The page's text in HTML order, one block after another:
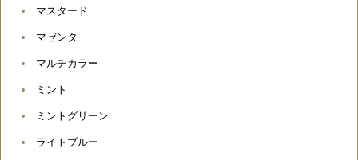
マスタード
マゼンタ
マルチカラー
ミント
ミントグリーン
ライトブルー